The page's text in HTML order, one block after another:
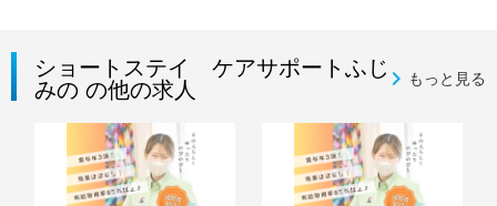
ショートステイ ケアサポートふじ
みの の他の求人
もっと見る